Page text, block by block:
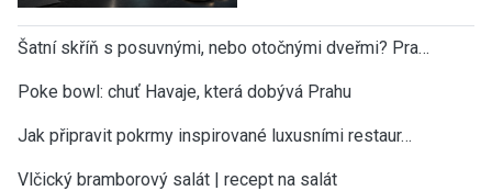
Šatní skříň s posuvnými, nebo otočnými dveřmi? Pra…
Poke bowl: chuť Havaje, která dobývá Prahu
Jak připravit pokrmy inspirované luxusními restaur…
Vlčický bramborový salát | recept na salát